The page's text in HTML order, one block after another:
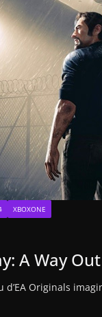
XBOXONE
A Way
d’EA Originals